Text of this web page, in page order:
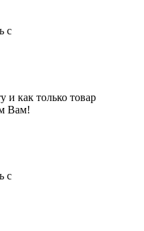
с
и как только товар
Вам!
с